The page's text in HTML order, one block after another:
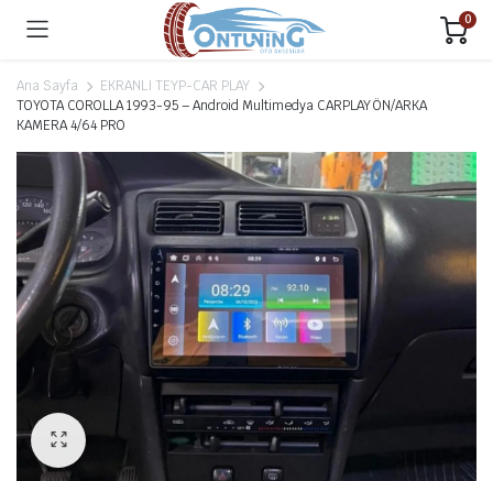
0
Ana Sayfa
EKRANLI TEYP-CAR PLAY
TOYOTA COROLLA 1993-95 – Android Multimedya CARPLAY ÖN/ARKA
KAMERA 4/64 PRO